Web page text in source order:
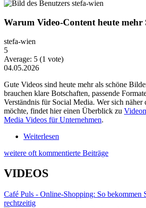
Warum Video-Content heute mehr
stefa-wien
5
Average: 5 (1 vote)
04.05.2026
Gute Videos sind heute mehr als schöne
brauchen klare Botschaften, passende
Verständnis für Social Media. Wer sich näher
möchte, findet hier einen Überblick zu
Media Videos für Unternehmen.
Weiterlesen
weitere oft kommentierte Beiträge
VIDEOS
Café Puls - Online-Shopping: So bekommen
rechtzeitig